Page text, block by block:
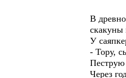
В
скакуны
У
- Тору,
Пеструю
Через